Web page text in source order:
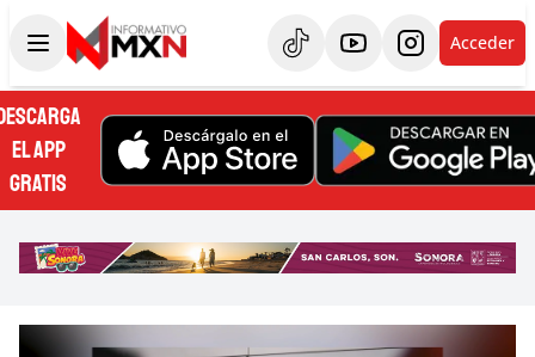
Acceder
EL APP
GRATIS